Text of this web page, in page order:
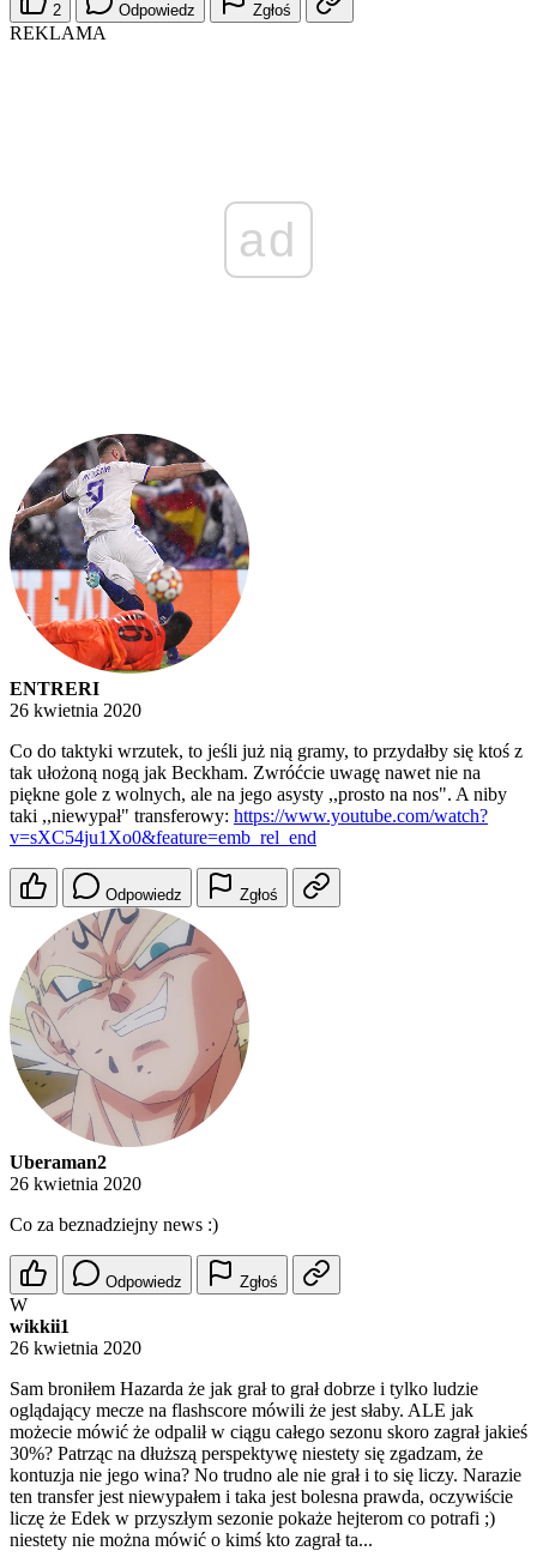
2 Odpowiedz Zgłoś
REKLAMA
ad
ENTRERI
26 kwietnia 2020
Co do taktyki wrzutek, to jeśli już nią gramy, to przydałby się ktoś z
tak ułożoną nogą jak Beckham. Zwróćcie uwagę nawet nie na
piękne gole z wolnych, ale na jego asysty ,,prosto na nos". A niby
taki ,,niewypał" transferowy: https://www.youtube.com/watch?
v=sXC54ju1Xo0&feature=emb_rel_end
Odpowiedz Zgłoś
Uberaman2
26 kwietnia 2020
Co za beznadziejny news :)
Odpowiedz Zgłoś
W
wikkii1
26 kwietnia 2020
Sam broniłem Hazarda że jak grał to grał dobrze i tylko ludzie
oglądający mecze na flashscore mówili że jest słaby. ALE jak
możecie mówić że odpalił w ciągu całego sezonu skoro zagrał jakieś
30%? Patrząc na dłuższą perspektywę niestety się zgadzam, że
kontuzja nie jego wina? No trudno ale nie grał i to się liczy. Narazie
ten transfer jest niewypałem i taka jest bolesna prawda, oczywiście
liczę że Edek w przyszłym sezonie pokaże hejterom co potrafi ;)
niestety nie można mówić o kimś kto zagrał ta...